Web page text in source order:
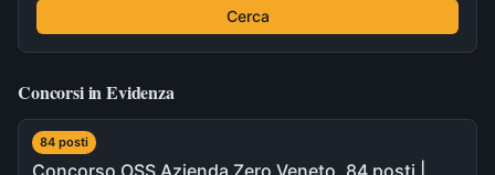
Cerca
Concorsi in Evidenza
84 posti
Concorso OSS Azienda Zero Veneto, 84 posti |